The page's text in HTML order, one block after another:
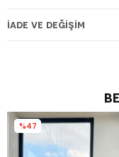
İADE VE DEĞIŞIM
%47